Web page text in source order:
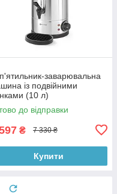
заварювальна
із подвійними
(10 л)
до відправки
₴ 7 330 ₴
Купити